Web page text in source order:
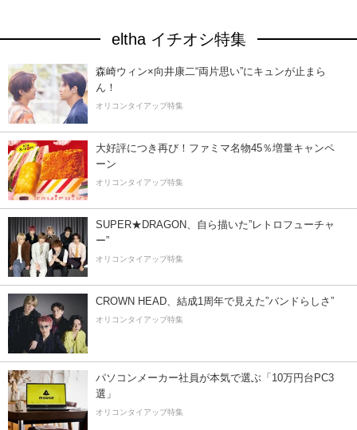
eltha イチオシ特集
森崎ウィン×向井康二“両片思い”にキュンが止まら
ん！
オリコンタイアップ特集
大好評につき再び！ファミマ名物45％増量キャンペ
ーン
オリコンタイアップ特集
SUPER★DRAGON、自ら描いた”レトロフューチャ
ー”
オリコンタイアップ特集
CROWN HEAD、結成1周年で見えた”バンドらしさ”
オリコンタイアップ特集
パソコンメーカー社員が本気で選ぶ「10万円台PC3
選」
オリコンタイアップ特集